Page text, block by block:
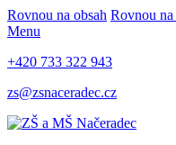
Rovnou na obsah Rovnou na
Menu
+420 733 322 943
zs@zsnaceradec.cz